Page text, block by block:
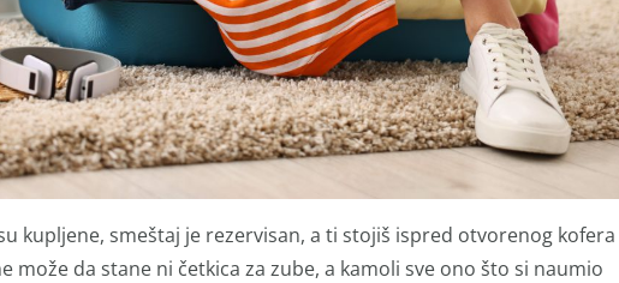
kupljene, smeštaj je rezervisan, a ti stojiš ispred otvorenog kofera
može da stane ni četkica za zube, a kamoli sve ono što si naumio